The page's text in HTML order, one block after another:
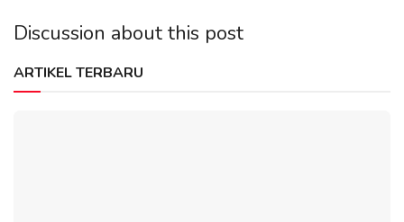
Discussion about this post
ARTIKEL TERBARU